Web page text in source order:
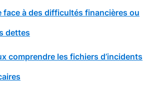
face à des difficultés financières ou
dettes
comprendre les fichiers d’incidents